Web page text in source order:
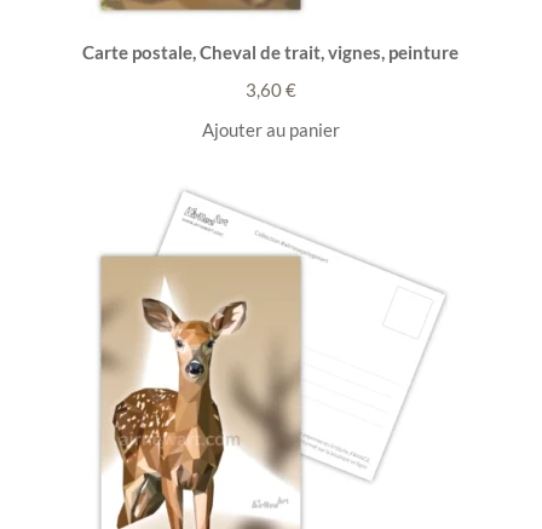
Carte postale, Cheval de trait, vignes, peinture
3,60€
Ajouter au panier